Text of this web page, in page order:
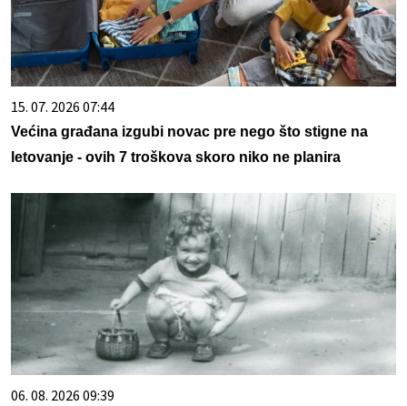
15. 07. 2026 07:44
Većina građana izgubi novac pre nego što stigne na
letovanje - ovih 7 troškova skoro niko ne planira
06. 08. 2026 09:39